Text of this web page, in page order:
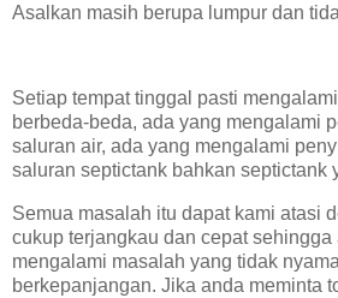
Asalkan masih berupa lumpur dan
Setiap tempat tinggal pasti
berbeda-beda, ada yang mengalami
saluran air, ada yang mengalami
saluran septictank bahkan septictank
Semua masalah itu dapat kami atasi
cukup terjangkau dan cepat sehingga
mengalami masalah yang tidak
berkepanjangan. Jika anda meminta